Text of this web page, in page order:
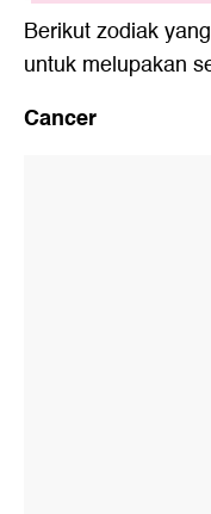
Berikut zodiak
untuk melupakan
Cancer